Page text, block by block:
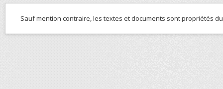
Sauf mention contraire, les textes et documents sont propriétés